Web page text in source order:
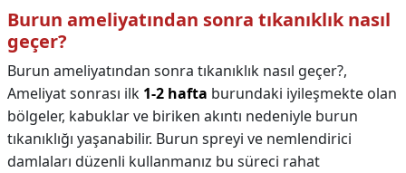
Burun ameliyatından sonra tıkanıklık nasıl
geçer?
Burun ameliyatından sonra tıkanıklık nasıl geçer?,
Ameliyat sonrası ilk 1-2 hafta burundaki iyileşmekte olan
bölgeler, kabuklar ve biriken akıntı nedeniyle burun
tıkanıklığı yaşanabilir. Burun spreyi ve nemlendirici
damlaları düzenli kullanmanız bu süreci rahat